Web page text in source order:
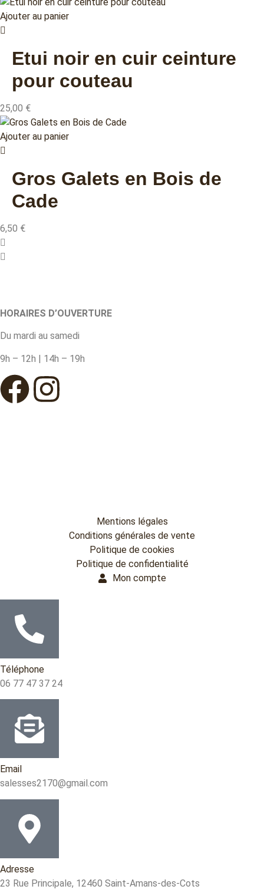
Ajouter au panier
Etui noir en cuir ceinture
pour couteau
25,00 €
Ajouter au panier
Gros Galets en Bois de
Cade
6,50 €
HORAIRES D’OUVERTURE
Du mardi au samedi
9h – 12h | 14h – 19h
Mentions légales
Conditions générales de vente
Politique de cookies
Politique de confidentialité
Mon compte
Téléphone
06 77 47 37 24
Email
salesses2170@gmail.com
Adresse
23 Rue Principale, 12460 Saint-Amans-des-Cots